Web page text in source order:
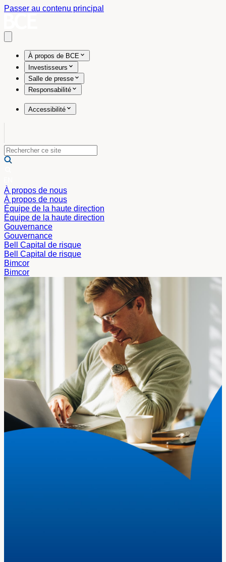
Passer au contenu principal
À propos de BCE
Investisseurs
Salle de presse
Responsabilité
Accessibilité
À propos de nous
À propos de nous
Équipe de la haute direction
Équipe de la haute direction
Gouvernance
Gouvernance
Bell Capital de risque
Bell Capital de risque
Bimcor
Bimcor